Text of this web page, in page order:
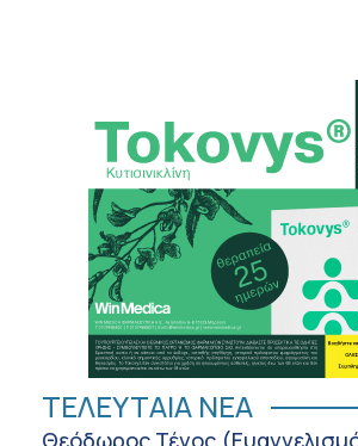
ΤΕΛΕΥΤΑΙΑ ΝΕΑ
Θεόδωρος Τέγος